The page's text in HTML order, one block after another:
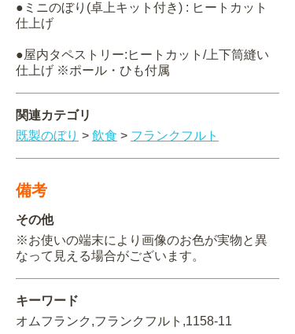
●ミニのぼり(卓上キット付き) : ヒートカット
仕上げ
●屋内タペストリー:ヒートカット/上下筒縫い
仕上げ ※ポール・ひも付属
関連カテゴリ
既製のぼり > 飲食 > フランクフルト
備考
その他
※お使いの端末により画像のお色が実物と異
なって見える場合がございます。
キーワード
オムフランク,フランクフルト,1158-11